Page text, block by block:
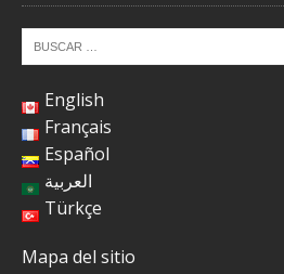
English
Français
Español
العربية
Türkçe
Mapa del sitio